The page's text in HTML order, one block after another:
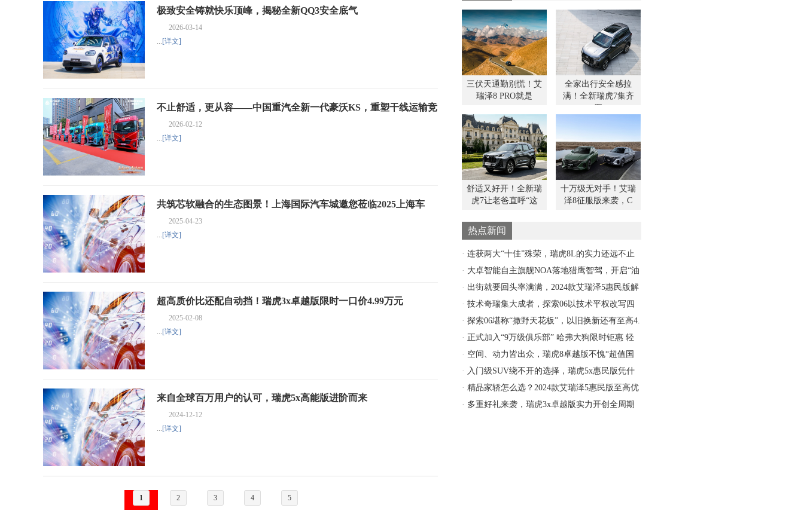
极致安全铸就快乐顶峰，揭秘全新QQ3安全底气
2026-03-14
...[详文]
不止舒适，更从容——中国重汽全新一代豪沃KS，重塑干线运输竞
争力2026-02-12
...[详文]
共筑芯软融合的生态图景！上海国际汽车城邀您莅临2025上海车
展“中国芯”展区
2025-04-23
...[详文]
超高质价比还配自动挡！瑞虎3x卓越版限时一口价4.99万元
2025-02-08
...[详文]
来自全球百万用户的认可，瑞虎5x高能版进阶而来
2024-12-12
...[详文]
1 2 3 4 5
付、苏超联赛观赛三大内容，
同时联动端午、父亲节、苏超
之夜三大节点开展为期三天主
题摆展，吸引众多媒体、车友
及球迷齐聚现场，共同见证凯
翼拾月max在连云港正式亮相。
三伏天通勤别慌！艾
瑞泽8 PRO就是
全家出行安全感拉
满！全新瑞虎7集齐
四
舒适又好开！全新瑞
虎7让老爸直呼“这
十万级无对手！艾瑞
泽8征服版来袭，C
热点新闻
· 连获两大“十佳”殊荣，瑞虎8L的实力还远不止
于此
· 大卓智能自主旗舰NOA落地猎鹰智驾，开启“油
电同
· 出街就要回头率满满，2024款艾瑞泽5惠民版解
锁
· 技术奇瑞集大成者，探索06以技术平权改写四
驱门槛
· 探索06堪称“撒野天花板”，以旧换新还有至高4.
· 正式加入“9万级俱乐部” 哈弗大狗限时钜惠 轻
越
· 空间、动力皆出众，瑞虎8卓越版不愧“超值国
民SU
· 入门级SUV绕不开的选择，瑞虎5x惠民版凭什
么
· 精品家轿怎么选？2024款艾瑞泽5惠民版至高优
惠
· 多重好礼来袭，瑞虎3x卓越版实力开创全周期